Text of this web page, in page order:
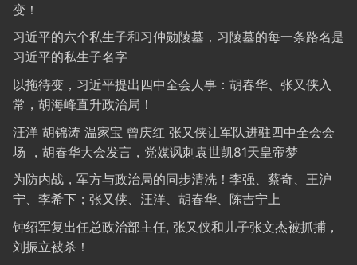
变！
习近平的六个私生子和习仲勋陵墓，习陵墓的每一条路名是
习近平的私生子名字
以拖待变，习近平提出四中全会人事：胡春华、张又侠入
常，胡海峰直升政治局！
汪洋 胡锦涛 温家宝 曾庆红 张又侠让军队进驻四中全会会
场 ，胡春华大会发言，党媒讽刺袁世凯81天皇帝梦
为防内战，军方与政治局的同步清洗！李强、蔡奇、王沪
宁、李希下；张又侠、汪洋、胡春华、陈吉宁上
钟绍军复出任总政治部主任, 张又侠和儿子张文杰被抓捕，
刘振立被杀！